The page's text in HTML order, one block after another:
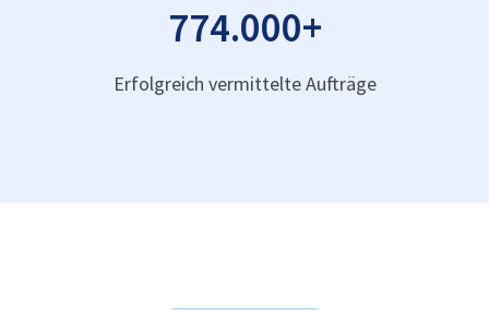
774.000+
Erfolgreich vermittelte Aufträge